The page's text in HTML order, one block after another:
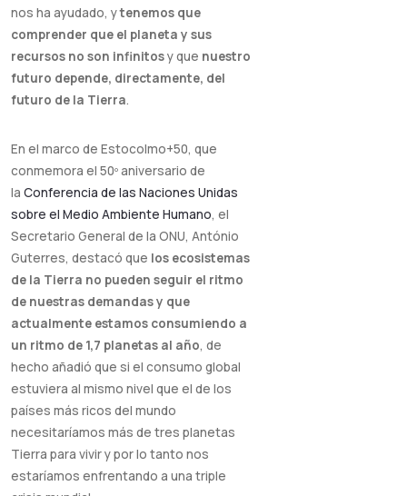
nos ha ayudado, ytenemos que
comprender que el planeta y sus
recursos no son infinitosy que nuestro
futuro depende, directamente, del
futuro de la Tierra.
En el marco de Estocolmo+50, que
conmemora el 50º aniversario de
la Conferencia de las Naciones Unidas
sobre el Medio Ambiente Humano, el
Secretario General de la ONU, António
Guterres, destacó que los ecosistemas
de la Tierra no pueden seguir el ritmo
de nuestras demandas y que
actualmente estamos consumiendo a
un ritmo de 1,7 planetas al año, de
hecho añadió que si el consumo global
estuviera al mismo nivel que el de los
países más ricos del mundo
necesitaríamos más de tres planetas
Tierra para vivir y por lo tanto nos
estaríamos enfrentando a una triple